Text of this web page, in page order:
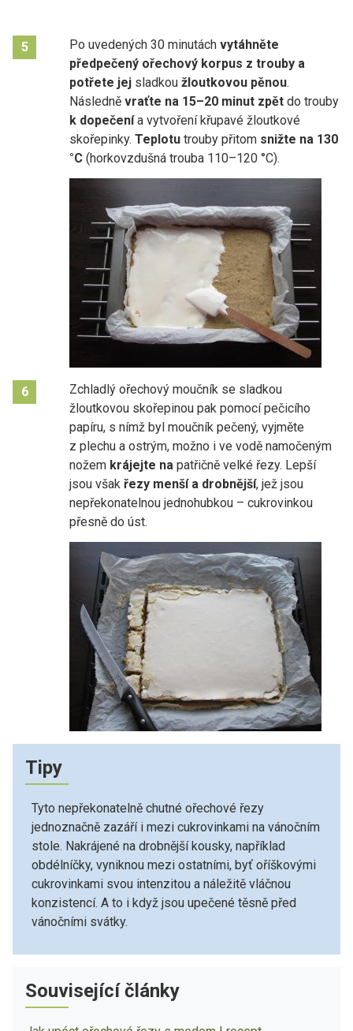
5 Po uvedených 30 minutách vytáhněte
předpečený ořechový korpus z trouby a
potřete jej sladkou žloutkovou pěnou.
Následně vraťte na 15–20 minut zpět do trouby
k dopečenía vytvoření křupavé žloutkové
skořepinky. Teplotu trouby přitom snižte na 130
°C (horkovzdušná trouba 110–120 °C).
6
Zchladlý ořechový moučník se sladkou
žloutkovou skořepinou pak pomocí pečicího
papíru, s nímž byl moučník pečený, vyjměte
z plechu a ostrým, možno i ve vodě namočeným
nožem krájejte na patřičně velké řezy. Lepší
jsou však řezy menší a drobnější, jež jsou
nepřekonatelnou jednohubkou – cukrovinkou
přesně do úst.
Tipy
Tyto nepřekonatelně chutné ořechové řezy
jednoznačně zazáří i mezi cukrovinkami na vánočním
stole. Nakrájené na drobnější kousky, například
obdélníčky, vyniknou mezi ostatními, byť oříškovými
cukrovinkami svou intenzitou a náležitě vláčnou
konzistencí. A to i když jsou upečené těsně před
vánočními svátky.
Související články